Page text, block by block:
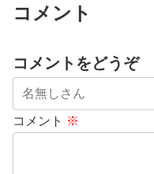
コメント
コメントをどうぞ
コメント ※